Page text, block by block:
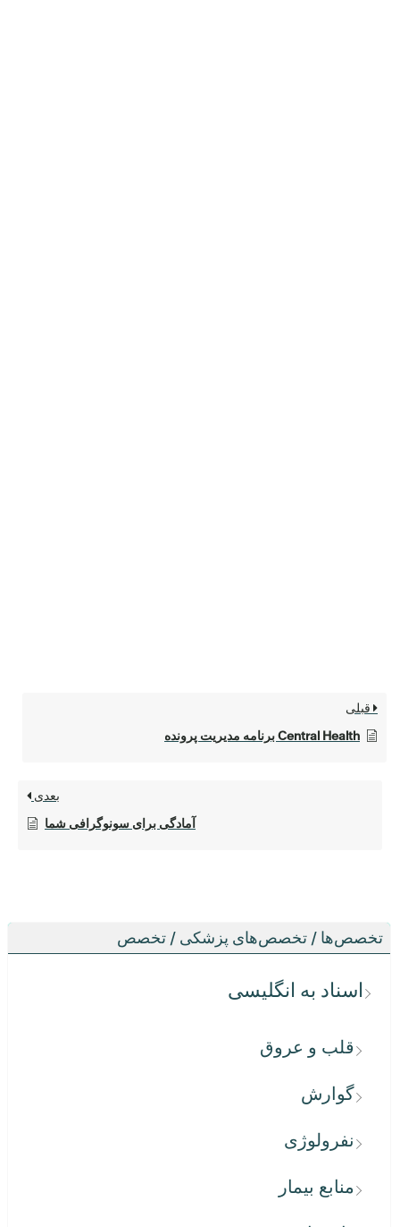
تخصص‌ها / تخصص‌های پزشکی / تخصص
اسناد به انگلیسی
قلب و عروق
گوارش
نفرولوژی
منابع بیمار
قبلی
Central Health برنامه مدیریت پرونده
بعدی
آمادگی برای سونوگرافی شما